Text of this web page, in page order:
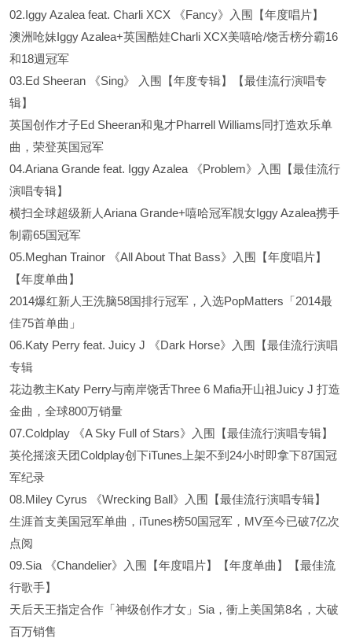
02.Iggy Azalea feat. Charli XCX 《Fancy》入围【年度唱片】
澳洲呛妹Iggy Azalea+英国酷娃Charli XCX美嘻哈/饶舌榜分霸16
和18週冠军
03.Ed Sheeran 《Sing》 入围【年度专辑】【最佳流行演唱专
辑】
英国创作才子Ed Sheeran和鬼才Pharrell Williams同打造欢乐单
曲，荣登英国冠军
04.Ariana Grande feat. Iggy Azalea 《Problem》入围【最佳流行
演唱专辑】
横扫全球超级新人Ariana Grande+嘻哈冠军靚女Iggy Azalea携手
制霸65国冠军
05.Meghan Trainor 《All About That Bass》入围【年度唱片】
【年度单曲】
2014爆红新人王洗脑58国排行冠军，入选PopMatters「2014最
佳75首单曲」
06.Katy Perry feat. Juicy J 《Dark Horse》入围【最佳流行演唱
专辑
花边教主Katy Perry与南岸饶舌Three 6 Mafia开山祖Juicy J 打造
金曲，全球800万销量
07.Coldplay 《A Sky Full of Stars》入围【最佳流行演唱专辑】
英伦摇滚天团Coldplay创下iTunes上架不到24小时即拿下87国冠
军纪录
08.Miley Cyrus 《Wrecking Ball》入围【最佳流行演唱专辑】
生涯首支美国冠军单曲，iTunes榜50国冠军，MV至今已破7亿次
点阅
09.Sia 《Chandelier》入围【年度唱片】【年度单曲】【最佳流
行歌手】
天后天王指定合作「神级创作才女」Sia，衝上美国第8名，大破
百万销售